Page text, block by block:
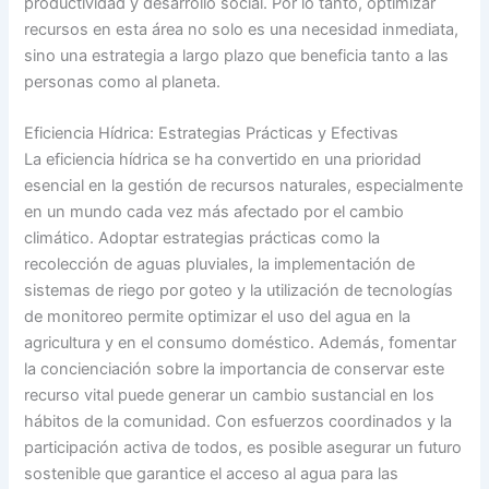
recursos en esta área no solo es una necesidad inmediata,
sino una estrategia a largo plazo que beneficia tanto a las
personas como al planeta.
Eficiencia Hídrica: Estrategias Prácticas y Efectivas
La eficiencia hídrica se ha convertido en una prioridad
esencial en la gestión de recursos naturales, especialmente
en un mundo cada vez más afectado por el cambio
climático. Adoptar estrategias prácticas como la
recolección de aguas pluviales, la implementación de
sistemas de riego por goteo y la utilización de tecnologías
de monitoreo permite optimizar el uso del agua en la
agricultura y en el consumo doméstico. Además, fomentar
la concienciación sobre la importancia de conservar este
recurso vital puede generar un cambio sustancial en los
hábitos de la comunidad. Con esfuerzos coordinados y la
participación activa de todos, es posible asegurar un futuro
sostenible que garantice el acceso al agua para las